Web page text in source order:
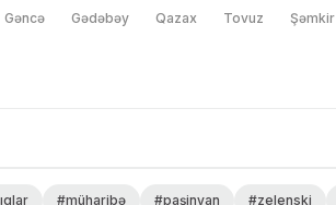
Gəncə Gədəbəy Qazax Tovuz Şəmkir
#müharibə #paşinyan #zelenski